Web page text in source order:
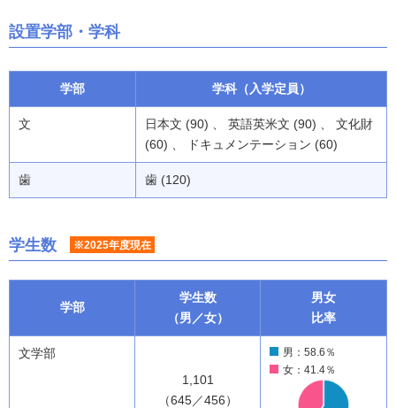
設置学部・学科
学部 学科（入学定員）
文
日本文 (90) 、 英語英米文 (90) 、 文化財
(60) 、 ドキュメンテーション (60)
歯 歯 (120)
学生数 ※2025年度現在
学部
学生数
（男／女）
男女
比率
文学部
1,101
（645／456）
男：58.6％
女：41.4％